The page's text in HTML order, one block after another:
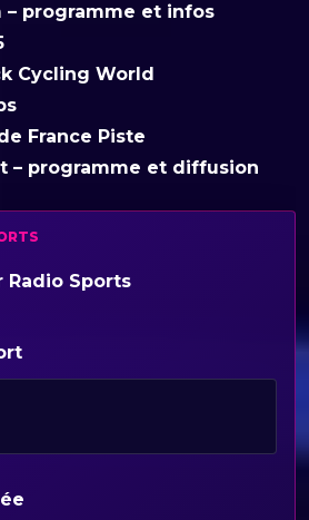
– programme et infos
Cycling World
France Piste
– programme et diffusion
Radio Sports